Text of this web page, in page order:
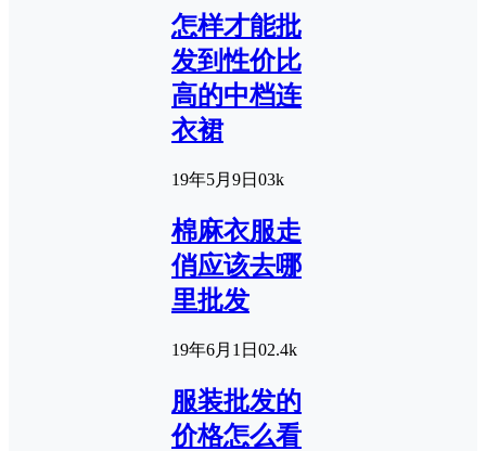
怎样才能批
发到性价比
高的中档连
衣裙
19年5月9日 03k
棉麻衣服走
俏应该去哪
里批发
19年6月1日 02.4k
服装批发的
价格怎么看